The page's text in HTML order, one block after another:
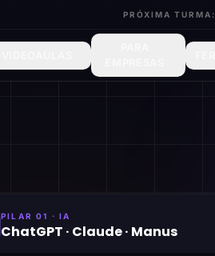
PRÓXIMA TURMA:
PILAR 01 · IA
ChatGPT · Claude · Manus